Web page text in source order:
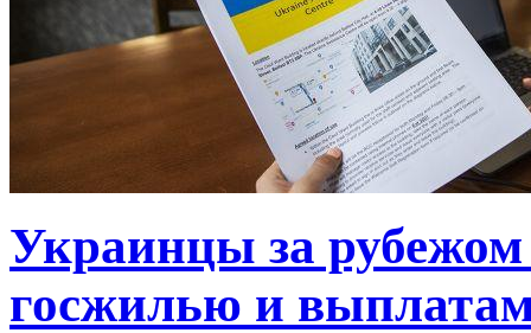
Украинцы за рубежом
госжилью и